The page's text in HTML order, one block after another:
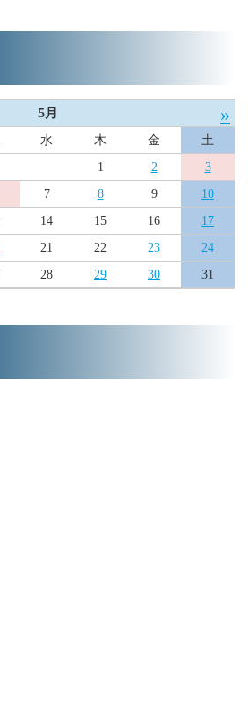
5月 »
水 木 金
土
1
2
3
7 8 9
10
14 15 16
17
21 22 23
24
28 29 30 31